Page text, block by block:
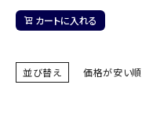
カートに入れる
並び替え 価格が安い順